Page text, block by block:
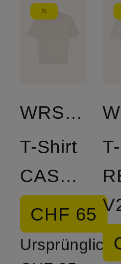
WRSTBHVR
T-Shirt
CASSIAN
CHF 65
Ursprünglich: